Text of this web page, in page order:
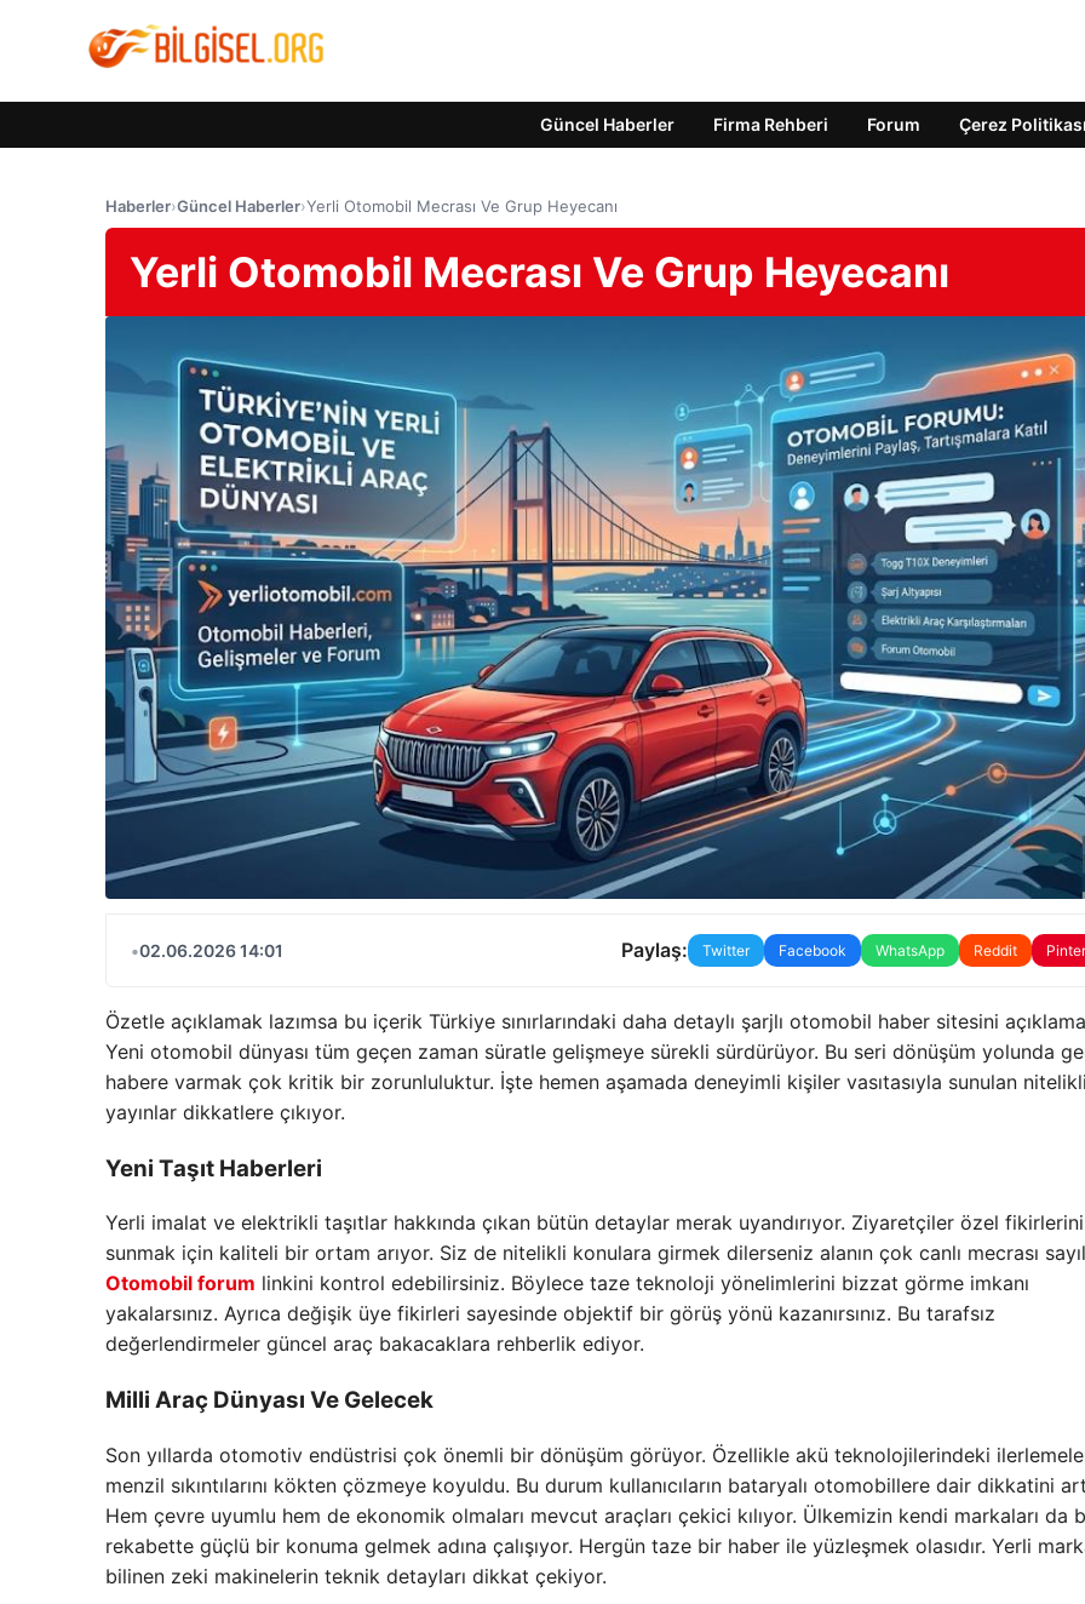
Güncel Haberler Firma Rehberi Forum Çerez Politikası
Haberler›Güncel Haberler›Yerli Otomobil Mecrası Ve Grup Heyecanı
Yerli Otomobil Mecrası Ve Grup Heyecanı
•02.06.2026 14:01 Paylaş: Twitter Facebook WhatsApp Reddit
Özetle açıklamak lazımsa bu içerik Türkiye sınırlarındaki daha detaylı şarjlı otomobil haber sitesini
Yeni otomobil dünyası tüm geçen zaman süratle gelişmeye sürekli sürdürüyor. Bu seri dönüşüm yolunda
habere varmak çok kritik bir zorunluluktur. İşte hemen aşamada deneyimli kişiler vasıtasıyla sunulan nitelikli
yayınlar dikkatlere çıkıyor.
Yeni Taşıt Haberleri
Yerli imalat ve elektrikli taşıtlar hakkında çıkan bütün detaylar merak uyandırıyor. Ziyaretçiler özel fikirlerini
sunmak için kaliteli bir ortam arıyor. Siz de nitelikli konulara girmek dilerseniz alanın çok canlı mecrası
Otomobil forum linkini kontrol edebilirsiniz. Böylece taze teknoloji yönelimlerini bizzat görme imkanı
yakalarsınız. Ayrıca değişik üye fikirleri sayesinde objektif bir görüş yönü kazanırsınız. Bu tarafsız
değerlendirmeler güncel araç bakacaklara rehberlik ediyor.
Milli Araç Dünyası Ve Gelecek
Son yıllarda otomotiv endüstrisi çok önemli bir dönüşüm görüyor. Özellikle akü teknolojilerindeki
menzil sıkıntılarını kökten çözmeye koyuldu. Bu durum kullanıcıların bataryalı otomobillere dair dikkatini
Hem çevre uyumlu hem de ekonomik olmaları mevcut araçları çekici kılıyor. Ülkemizin kendi markaları da
rekabette güçlü bir konuma gelmek adına çalışıyor. Hergün taze bir haber ile yüzleşmek olasıdır. Yerli
bilinen zeki makinelerin teknik detayları dikkat çekiyor.